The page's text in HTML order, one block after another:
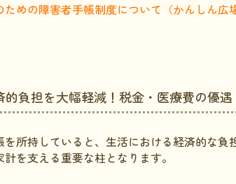
めの障害者手帳制度について（かんしん広場
的負担を大幅軽減！税金・医療費の優遇
を所持していると、生活における経済的な
計を支える重要な柱となります。